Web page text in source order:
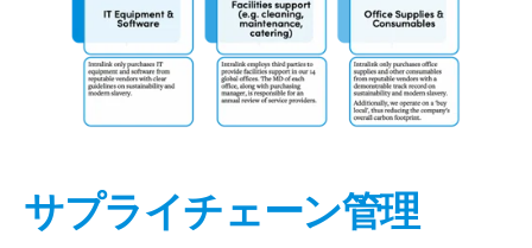
サプライチェーン管理